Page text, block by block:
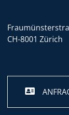
CH-8001 Zürich